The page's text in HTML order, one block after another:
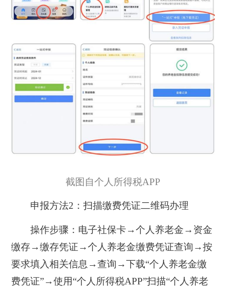
截图自个人所得税APP
申报方法2：扫描缴费凭证二维码办理
操作步骤：电子社保卡→个人养老金→资金
缴存→缴存凭证→个人养老金缴费凭证查询→按
要求填入相关信息→查询→下载“个人养老金缴
费凭证”→使用“个人所得税APP”扫描“个人养老